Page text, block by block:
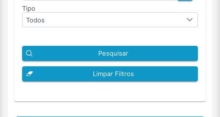
Tipo
Todos
Pesquisar
Limpar Filtros